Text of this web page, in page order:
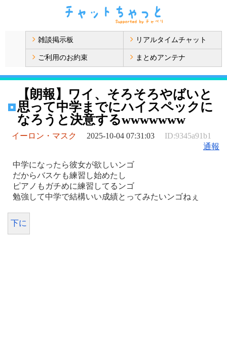
雑談掲示板 リアルタイムチャット
ご利用のお約束 まとめアンテナ
【朗報】ワイ、そろそろやばいと
思って中学までにハイスペックに
なろうと決意するwwwwwww
イーロン・マスク 2025-10-04 07:31:03
ID:9345a91b1
通報
中学になったら彼女が欲しいンゴ
だからバスケも練習し始めたし
ピアノもガチめに練習してるンゴ
勉強して中学で結構いい成績とってみたいンゴねぇ
下に